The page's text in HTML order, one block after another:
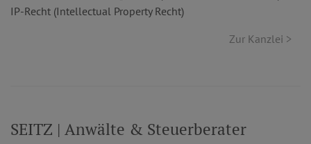
IP-Recht (Intellectual Property Recht)
Zur Kanzlei >
SEITZ | Anwälte & Steuerberater